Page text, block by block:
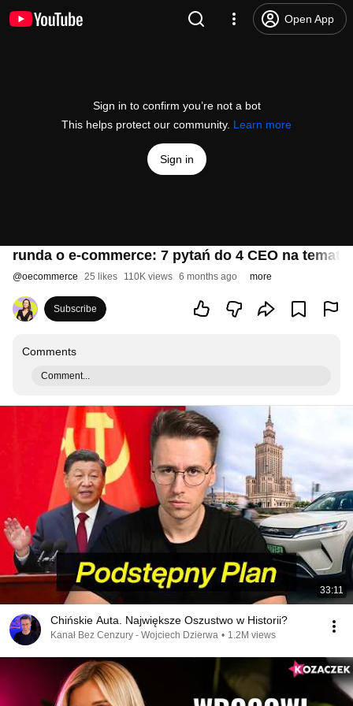
Open App
Sign in to confirm you’re not a bot
This helps protect our community. Learn more
Sign in
runda o e-commerce: 7 pytań do 4 CEO na temat
@oecommerce 25 likes 110K views 6 months ago more
Subscribe
Comments
Comment...
33:11
Chińskie Auta. Największe Oszustwo w Historii?
Kanał Bez Cenzury - Wojciech Dzierwa • 1.2M views